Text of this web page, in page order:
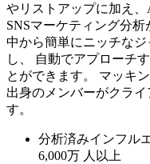
やリストアップに加え
SNSマーケティング分
中から簡単にニッチな
し、 自動でアプローチ
とができます。 マッキ
出身のメンバーがクラ
す。
分析済みインフル
6,000万 人以上